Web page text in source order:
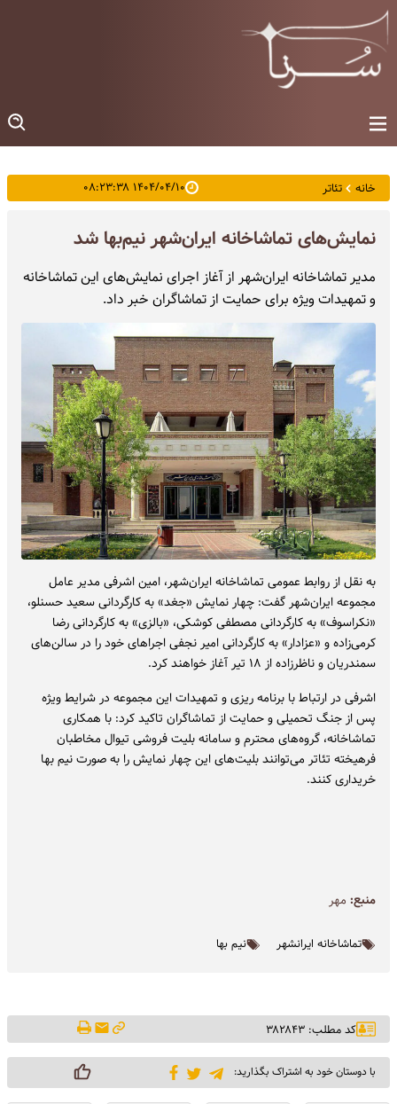
خانه تئاتر ۱۴۰۴/۰۴/۱۰ ۰۸:۲۳:۳۸
نمایش‌های تماشاخانه‌ ایران‌شهر نیم‌بها شد
مدیر تماشاخانه‌ ایران‌شهر از آغاز اجرای نمایش‌های این تماشاخانه
و تمهیدات ویژه برای حمایت از تماشاگران خبر داد.
به نقل از روابط عمومی تماشاخانه‌ ایران‌شهر، امین اشرفی مدیر عامل
مجموعه‌ ایران‌شهر گفت: چهار نمایش «جغد» به کارگردانی سعید حسنلو،
«نکراسوف» به کارگردانی مصطفی کوشکی، «بالزی» به کارگردانی رضا
کرمی‌زاده و «عزادار» به کارگردانی امیر نجفی اجراهای خود را در سالن‌های
سمندریان و ناظرزاده از ۱۸ تیر آغاز خواهند کرد.
اشرفی در ارتباط با برنامه ریزی و تمهیدات این مجموعه در شرایط ویژه
پس از جنگ تحمیلی و حمایت از تماشاگران تاکید کرد: با همکاری
تماشاخانه، گروه‌های محترم و سامانه‌ بلیت فروشی تیوال مخاطبان
فرهیخته‌ تئاتر می‌توانند بلیت‌های این چهار نمایش را به صورت نیم بها
خریداری کنند.
منبع: مهر
تماشاخانه ایرانشهر نیم بها
کد مطلب: ۳۸۲۸۴۳
با دوستان خود به اشتراک بگذارید: